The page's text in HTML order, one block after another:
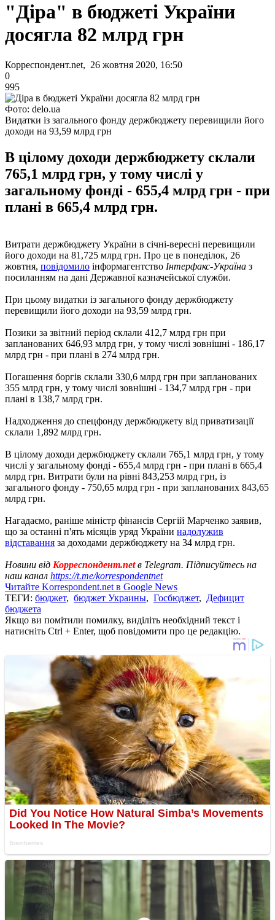
"Діра" в бюджеті України
досягла 82 млрд грн
Корреспондент.net, 26 жовтня 2020, 16:50
0
995
Фото: delo.ua
Видатки із загального фонду держбюджету перевищили його
доходи на 93,59 млрд грн
В цілому доходи держбюджету склали
765,1 млрд грн, у тому числі у
загальному фонді - 655,4 млрд грн - при
плані в 665,4 млрд грн.
Витрати держбюджету України в січні-вересні перевищили
його доходи на 81,725 ​​млрд грн. Про це в понеділок, 26
жовтня, повідомило інформагентство Інтерфакс-Україна з
посиланням на дані Державної казначейської служби.
При цьому видатки із загального фонду держбюджету
перевищили його доходи на 93,59 млрд грн.
Позики за звітний період склали 412,7 млрд грн при
запланованих 646,93 млрд грн, у тому числі зовнішні - 186,17
млрд грн - при плані в 274 млрд грн.
Погашення боргів склали 330,6 млрд грн при запланованих
355 млрд грн, у тому числі зовнішні - 134,7 млрд грн - при
плані в 138,7 млрд грн.
Надходження до спецфонду держбюджету від приватизації
склали 1,892 млрд грн.
В цілому доходи держбюджету склали 765,1 млрд грн, у тому
числі у загальному фонді - 655,4 млрд грн - при плані в 665,4
млрд грн. Витрати були на рівні 843,253 млрд грн, із
загального фонду - 750,65 млрд грн - при запланованих 843,65
млрд грн.
Нагадаємо, раніше міністр фінансів Сергій Марченко заявив,
що за останні п'ять місяців уряд України надолужив
відставання за доходами держбюджету на 34 млрд грн.
Новини від Корреспондент.netв Telegram. Підписуйтесь на
наш канал https://t.me/korrespondentnet
Читайте Korrespondent.net в Google News
ТЕГИ: бюджет, бюджет Украины, Госбюджет, Дефицит
бюджета
Якщо ви помітили помилку, виділіть необхідний текст і
натисніть Ctrl + Enter, щоб повідомити про це редакцію.